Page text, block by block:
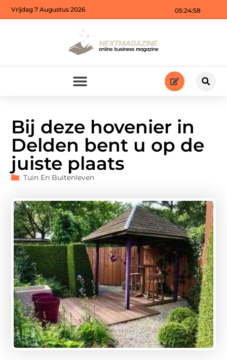
05:25:00
Vrijdag 7 Augustus 2026
Bij deze hovenier in
Delden bent u op de
juiste plaats
Tuin En Buitenleven